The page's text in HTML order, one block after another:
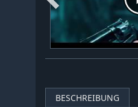
BESCHREIBUNG